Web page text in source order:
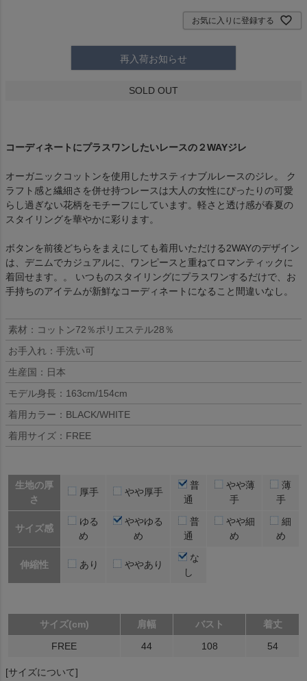
お気に入りに登録する
再入荷お知らせ
SOLD OUT
コーディネートにプラスワンしたいレースの２WAYジレ
オーガニックコットンを使用したサスティナブルレースのジレ。 ク
ラフト感と繊細さを併せ持つレースは大人の女性にぴったりの可愛
らし過ぎない花柄をモチーフにしています。軽さと透け感が春夏の
スタイリングを華やかに彩ります。
ボタンを前後どちらをまえにしても着用いただける2WAYのデザイン
は、デニムでカジュアルに、ワンピースと重ねてロマンティックに
着回せます。。 いつものスタイリングにプラスワンするだけで、お
手持ちのアイテムが新鮮なコーディネートになること間違いなし。
素材：コットン72％ポリエステル28％
お手入れ：手洗い可
生産国：日本
モデル身長：163cm/154cm
着用カラー：BLACK/WHITE
着用サイズ：FREE
生地の厚
さ
厚手 やや厚手
普
通
やや薄
手
薄
手
サイズ感
ゆる
め
ややゆる
め
普
通
やや細
め
細
め
伸縮性 あり ややあり
な
し
サイズ(cm) 肩幅 バスト
着丈
FREE
44 108 54
[サイズについて]